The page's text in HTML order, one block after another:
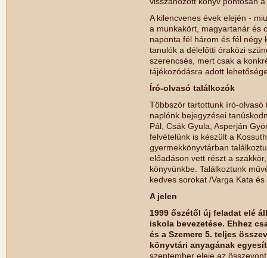
A kilencvenes évek elején -
a munkakört, magyartanár és
naponta fél három és fél négy
tanulók a délelőtti óraközi
szerencsés, mert csak a
tájékozódásra adott
Író-olvasó találkozók
Többször tartottunk író-olvasó
naplónk bejegyzései
Pál, Csák Gyula, Asperján
felvételünk is készült a
gyermekkönyvtárban
előadáson vett részt a
könyvünkbe. Találkoztunk
kedves sorokat /Varga Kata
A jelen
1999 őszétől új feladat elé
iskola bevezetése. Ehhez
és a Szemere 5. teljes
könyvtári anyagának
szeptember eleje az